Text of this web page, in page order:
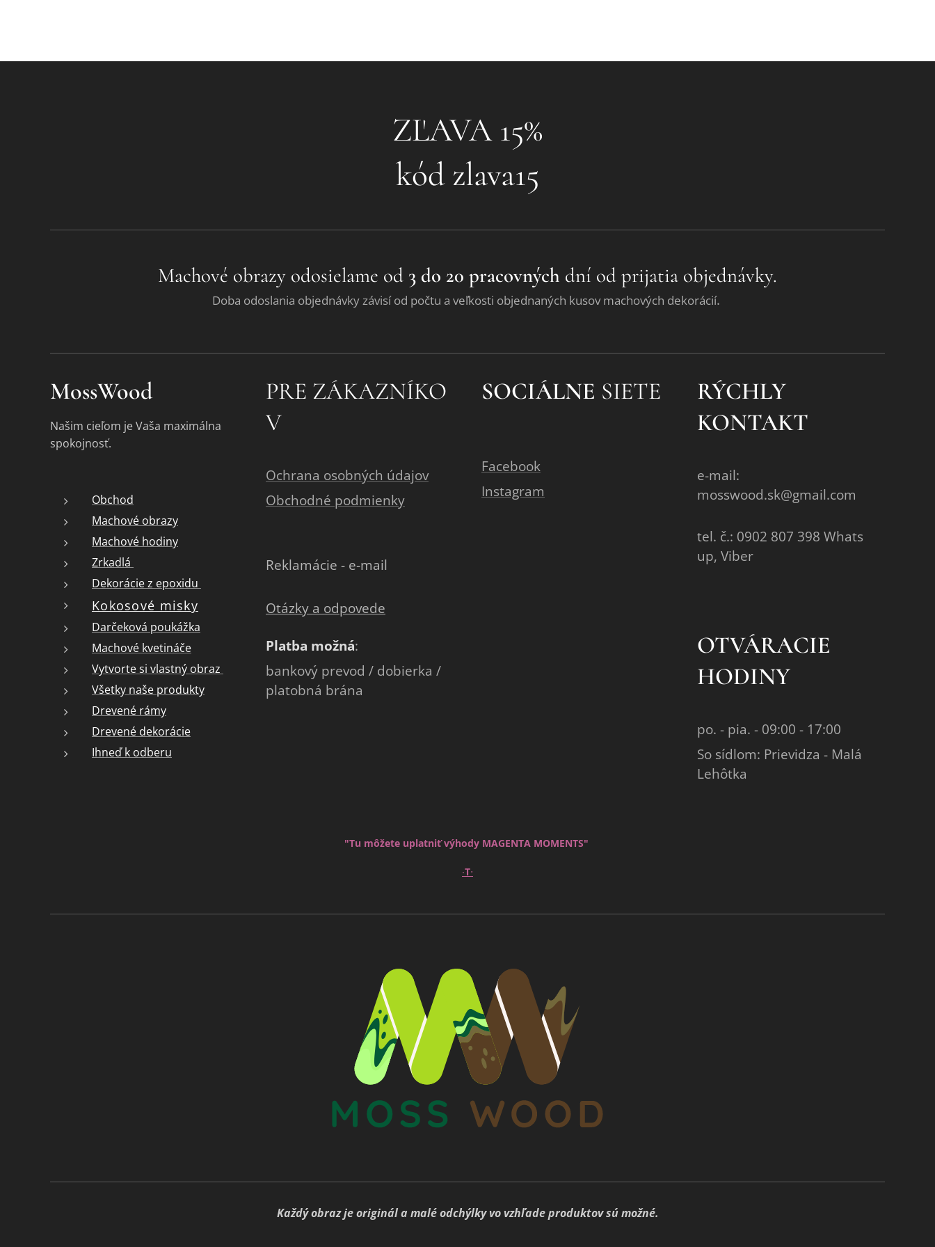
❤ZĽAVA 15%❤
kód zlava15
Machové obrazy odosielame od 3 do 20 pracovných dní od prijatia objednávky.
Doba odoslania objednávky závisí od počtu a veľkosti objednaných kusov machových dekorácií.
MossWood
Našim cieľom je Vaša maximálna
spokojnosť.
Obchod
Machové obrazy
Machové hodiny
Zrkadlá
Dekorácie z epoxidu
Kokosové misky
Darčeková poukážka
Machové kvetináče
Vytvorte si vlastný obraz
Všetky naše produkty
Drevené rámy
Drevené dekorácie
Ihneď k odberu
PRE ZÁKAZNÍKO
V
Ochrana osobných údajov
Obchodné podmienky
Reklamácie - e-mail
Otázky a odpovede
Platba možná:
bankový prevod / dobierka /
platobná brána
SOCIÁLNE SIETE
Facebook
Instagram
RÝCHLY
KONTAKT
e-mail:
mosswood.sk@gmail.com
tel. č.: 0902 807 398 Whats
up, Viber
OTVÁRACIE
HODINY
po. - pia. - 09:00 - 17:00
So sídlom: Prievidza - Malá
Lehôtka
"Tu môžete uplatniť výhody MAGENTA MOMENTS"
∙T∙
Každý obraz je originál a malé odchýlky vo vzhľade produktov sú možné.